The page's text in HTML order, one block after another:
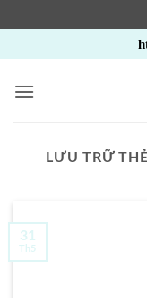
qua
nội
LƯU TRỮ
31
Th5